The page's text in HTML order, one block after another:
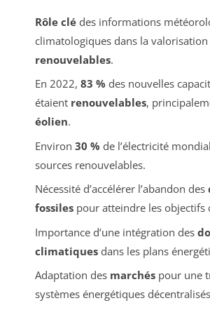
Rôle clédes informations
climatologiques dans la valorisation
renouvelables.
En 2022, 83 % des nouvelles
étaient renouvelables,
éolien.
Environ 30 % de l’électricité
sources renouvelables.
Nécessité d’accélérer l’abandon des
fossilespour atteindre les objectifs
Importance d’une intégration des
climatiquesdans les plans
Adaptation des marchéspour une
systèmes énergétiques